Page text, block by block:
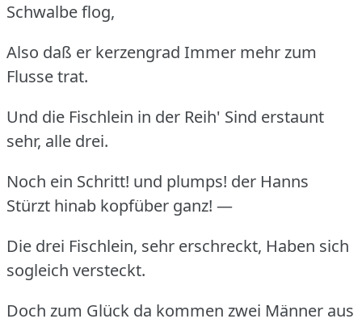
Schwalbe flog,
Also daß er kerzengrad Immer mehr zum
Flusse trat.
Und die Fischlein in der Reih' Sind erstaunt
sehr, alle drei.
Noch ein Schritt! und plumps! der Hanns
Stürzt hinab kopfüber ganz! —
Die drei Fischlein, sehr erschreckt, Haben sich
sogleich versteckt.
Doch zum Glück da kommen zwei Männer aus